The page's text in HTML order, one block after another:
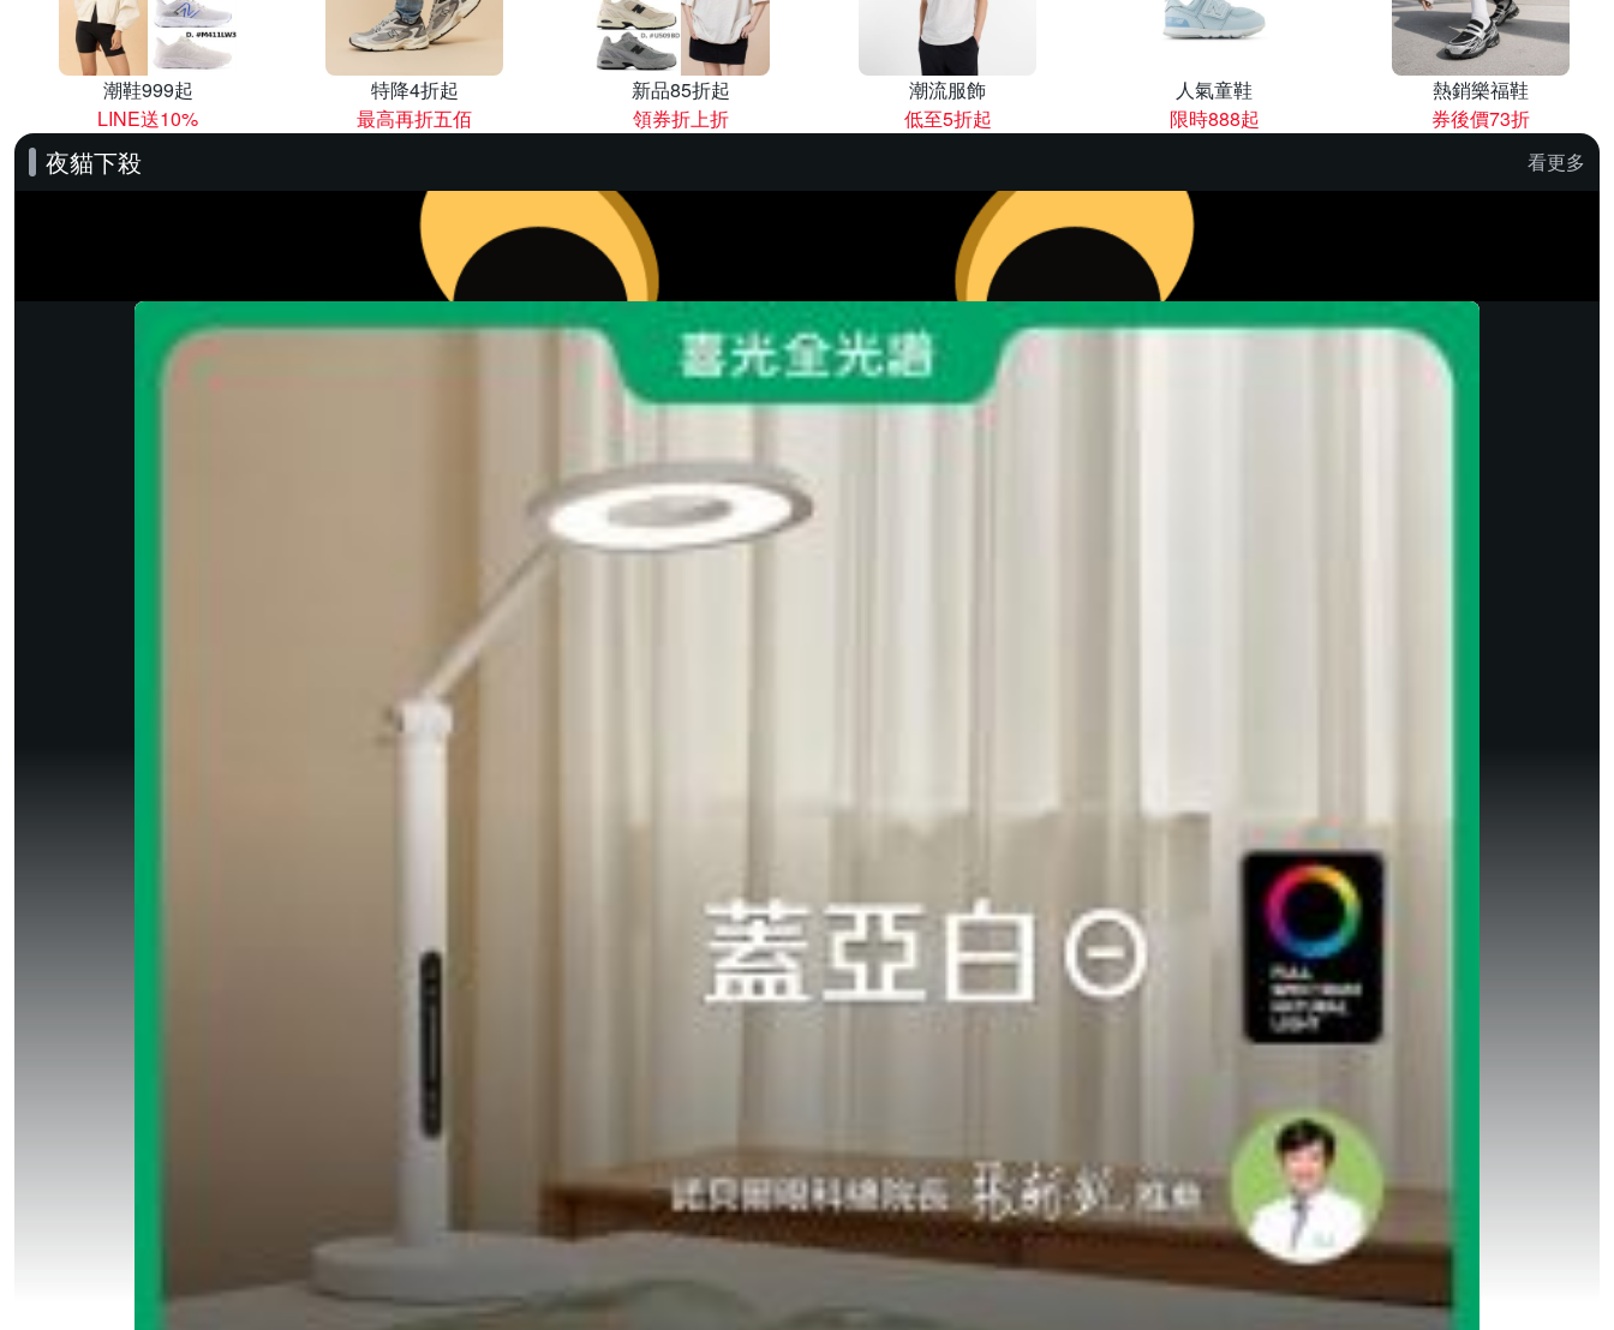
潮鞋999起
LINE送10%
特降4折起
最高再折五佰
新品85折起
領券折上折
潮流服飾
低至5折起
人氣童鞋
限時888起
熱銷樂福鞋
券後價73折
夜貓下殺 看更多